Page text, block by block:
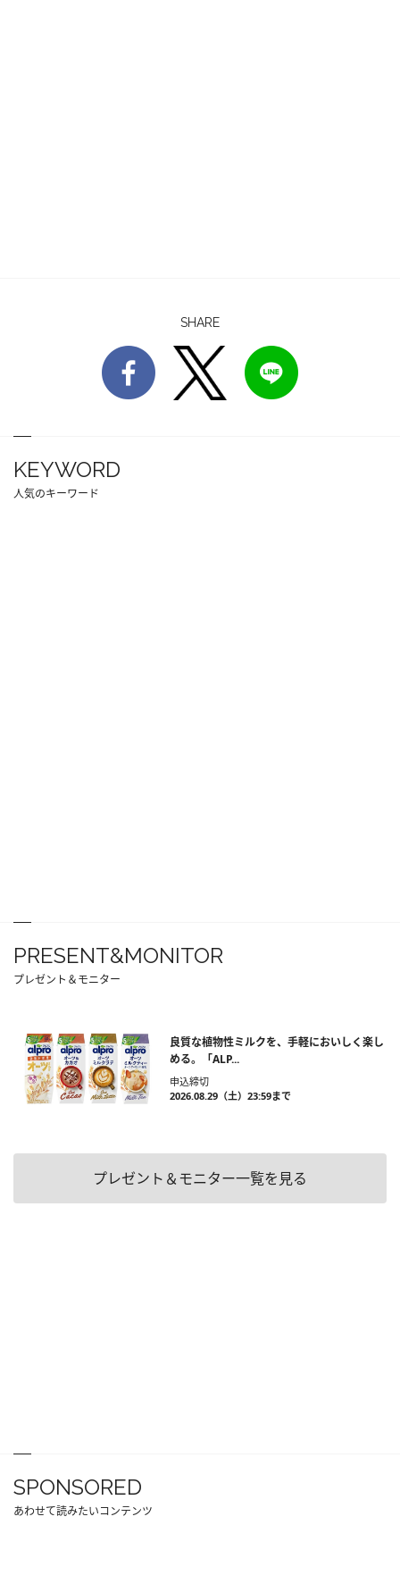
SHARE
KEYWORD
人気のキーワード
PRESENT&MONITOR
プレゼント＆モニター
良質な植物性ミルクを、手軽においしく楽し
める。「ALP...
申込締切
2026.08.29（土）23:59まで
プレゼント＆モニター一覧を見る
SPONSORED
あわせて読みたいコンテンツ